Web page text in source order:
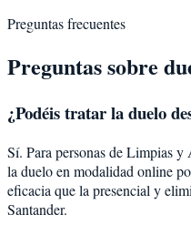
Preguntas frecuentes
Preguntas sobre
¿Podéis tratar laduelo
Sí. Para personas de Limpias
la duelo en modalidad online
eficacia que la presencial y
Santander.